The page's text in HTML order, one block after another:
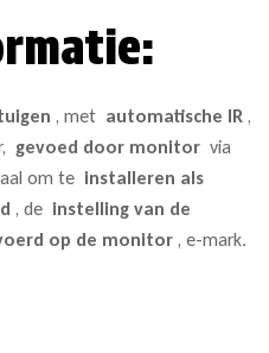
, met automatische IR ,
gevoed door monitor via
om te installeren als
, de instelling van de
op de monitor , e-mark.